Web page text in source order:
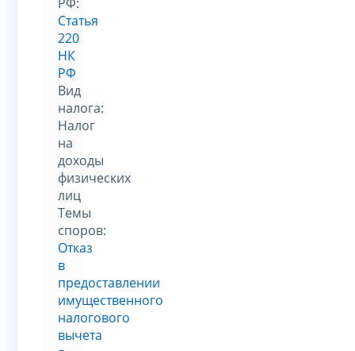
Статья
220
НК
РФ
Вид
налога:
Налог
на
доходы
физических
лиц
Темы
споров:
Отказ
в
предоставлении
имущественного
налогового
вычета